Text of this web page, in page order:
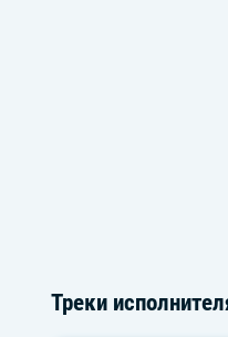
Треки